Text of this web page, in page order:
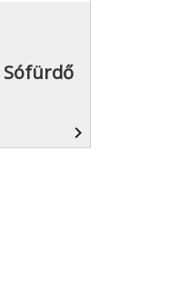
Sófürdő
navigate_next